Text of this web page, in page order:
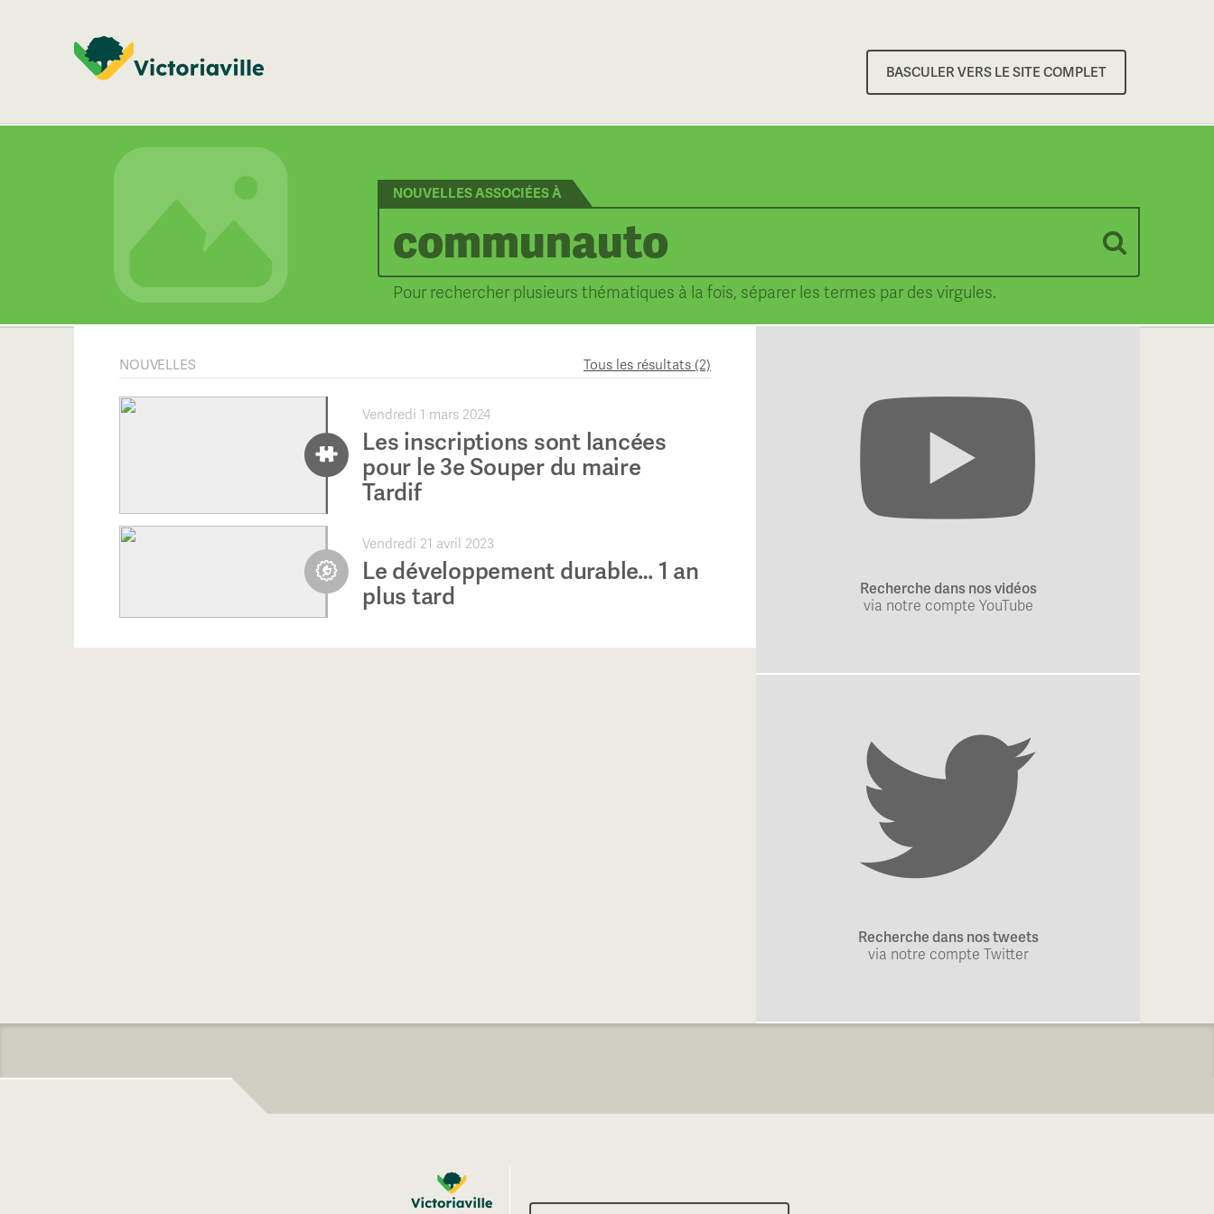
BASCULER VERS LE SITE COMPLET
NOUVELLES ASSOCIÉES À
Pour rechercher plusieurs thématiques à la fois, séparer les termes par des virgules.
NOUVELLES Tous les résultats (2)
Vendredi 1 mars 2024
Les inscriptions sont lancées
pour le 3e Souper du maire
Tardif
Vendredi 21 avril 2023
Le développement durable… 1 an
plus tard
Recherche dans nos vidéos
via notre compte YouTube
Recherche dans nos tweets
via notre compte Twitter